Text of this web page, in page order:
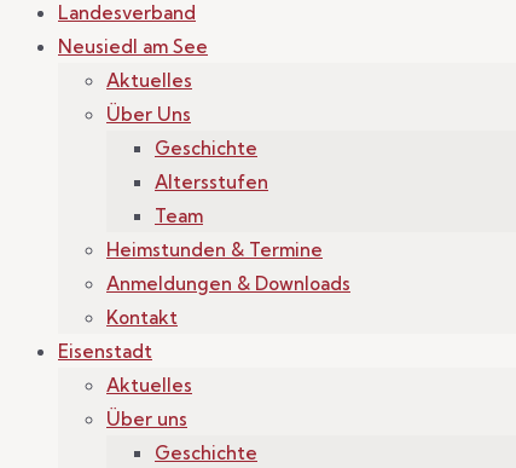
Landesverband
Neusiedl am See
Aktuelles
Über Uns
Geschichte
Altersstufen
Team
Heimstunden & Termine
Anmeldungen & Downloads
Kontakt
Eisenstadt
Aktuelles
Über uns
Geschichte